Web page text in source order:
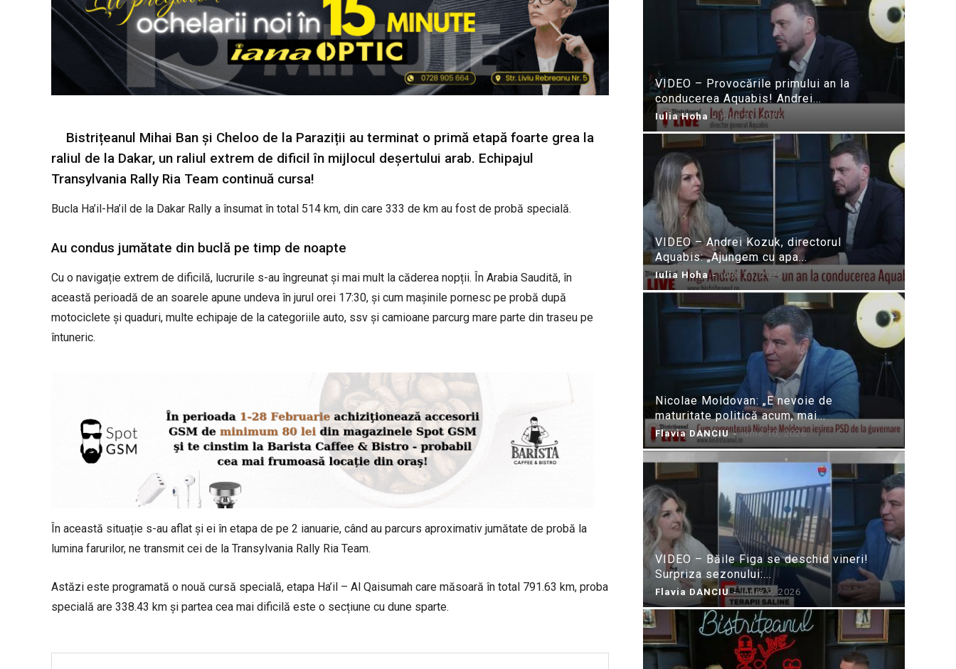
Bistrițeanul Mihai Ban și Cheloo de la Paraziții au terminat o primă etapă foarte grea la
raliul de la Dakar, un raliul extrem de dificil în mijlocul deșertului arab. Echipajul
Transylvania Rally Ria Team continuă cursa!
Bucla Ha’il-Ha’il de la Dakar Rally a însumat în total 514 km, din care 333 de km au fost de probă specială.
Au condus jumătate din buclă pe timp de noapte
Cu o navigație extrem de dificilă, lucrurile s-au îngreunat și mai mult la căderea nopții. În Arabia Saudită, în
această perioadă de an soarele apune undeva în jurul orei 17:30, și cum mașinile pornesc pe probă după
motociclete și quaduri, multe echipaje de la categoriile auto, ssv și camioane parcurg mare parte din traseu pe
întuneric.
În această situație s-au aflat și ei în etapa de pe 2 ianuarie, când au parcurs aproximativ jumătate de probă la
lumina farurilor, ne transmit cei de la Transylvania Rally Ria Team.
Astăzi este programată o nouă cursă specială, etapa Ha’il – Al Qaisumah care măsoară în total 791.63 km, proba
specială are 338.43 km și partea cea mai dificilă este o secțiune cu dune sparte.
VIDEO – Provocările primului an la
conducerea Aquabis! Andrei...
Iulia Hoha - iulie 21, 2026
VIDEO – Andrei Kozuk, directorul
Aquabis: „Ajungem cu apa...
Iulia Hoha - iulie 21, 2026
Nicolae Moldovan: „E nevoie de
maturitate politică acum, mai...
Flavia DANCIU - iunie 10, 2026
VIDEO – Băile Figa se deschid vineri!
Surpriza sezonului:...
Flavia DANCIU - iunie 9, 2026